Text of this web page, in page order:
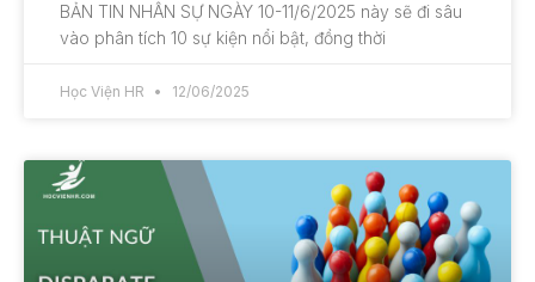
BẢN TIN NHÂN SỰ NGÀY 10-11/6/2025 này sẽ đi sâu
vào phân tích 10 sự kiện nổi bật, đồng thời
Học Viện HR 12/06/2025